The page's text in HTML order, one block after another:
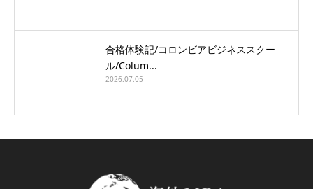
合格体験記/コロンビアビジネススクー
ル/Colum...
2026.07.05